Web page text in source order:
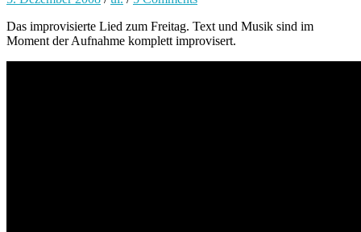
Das improvisierte Lied zum Freitag. Text und Musik sind im
Moment der Aufnahme komplett improvisert.